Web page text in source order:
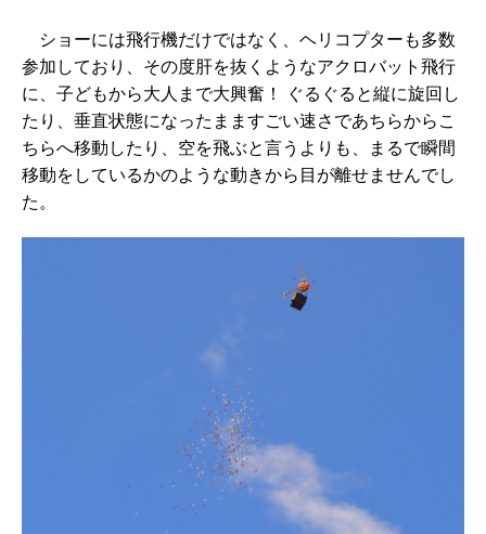
ショーには飛行機だけではなく、ヘリコプターも多数
参加しており、その度肝を抜くようなアクロバット飛行
に、子どもから大人まで大興奮！ ぐるぐると縦に旋回し
たり、垂直状態になったまますごい速さであちらからこ
ちらへ移動したり、空を飛ぶと言うよりも、まるで瞬間
移動をしているかのような動きから目が離せませんでし
た。